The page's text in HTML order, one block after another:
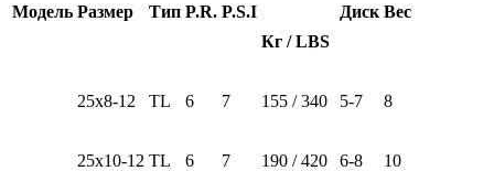
Модель Размер Тип P.R. P.S.I
Диск Вес
Кг / LBS
25х8-12 TL 6 7 155 / 340 5-7 8
25х10-12 TL 6 7 190 / 420 6-8 10